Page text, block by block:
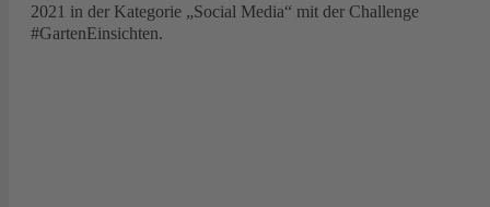
2021 in der Kategorie „Social Media“ mit der Challenge
#GartenEinsichten.